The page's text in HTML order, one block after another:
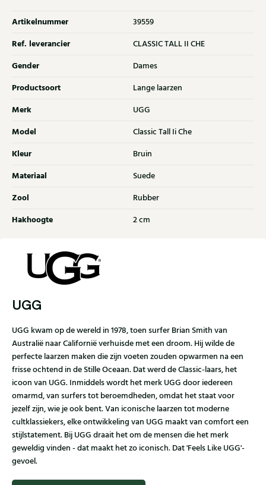
Artikelnummer 39559
Ref. leverancier CLASSIC TALL II CHE
Gender Dames
Productsoort Lange laarzen
Merk UGG
Model Classic Tall Ii Che
Kleur Bruin
Materiaal Suede
Zool Rubber
Hakhoogte 2 cm
UGG
UGG kwam op de wereld in 1978, toen surfer Brian Smith van
Australië naar Californië verhuisde met een droom. Hij wilde de
perfecte laarzen maken die zijn voeten zouden opwarmen na een
frisse ochtend in de Stille Oceaan. Dat werd de Classic-laars, het
icoon van UGG. Inmiddels wordt het merk UGG door iedereen
omarmd, van surfers tot beroemdheden, omdat het staat voor
jezelf zijn, wie je ook bent. Van iconische laarzen tot moderne
cultklassiekers, elke ontwikkeling van UGG maakt van comfort een
stijlstatement. Bij UGG draait het om de mensen die het merk
geweldig vinden - dat maakt het zo iconisch. Dat 'Feels Like UGG'-
gevoel.